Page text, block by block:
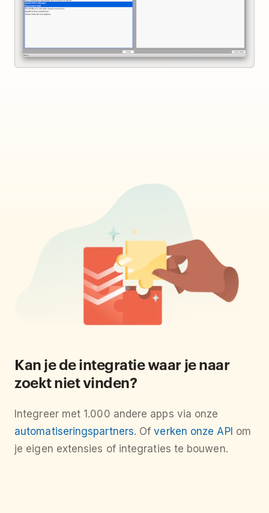
Kan je de integratie waar je naar
zoekt niet vinden?
Integreer met 1.000 andere apps via onze
automatiseringspartners. Ofverken onze API om
je eigen extensies of integraties te bouwen.